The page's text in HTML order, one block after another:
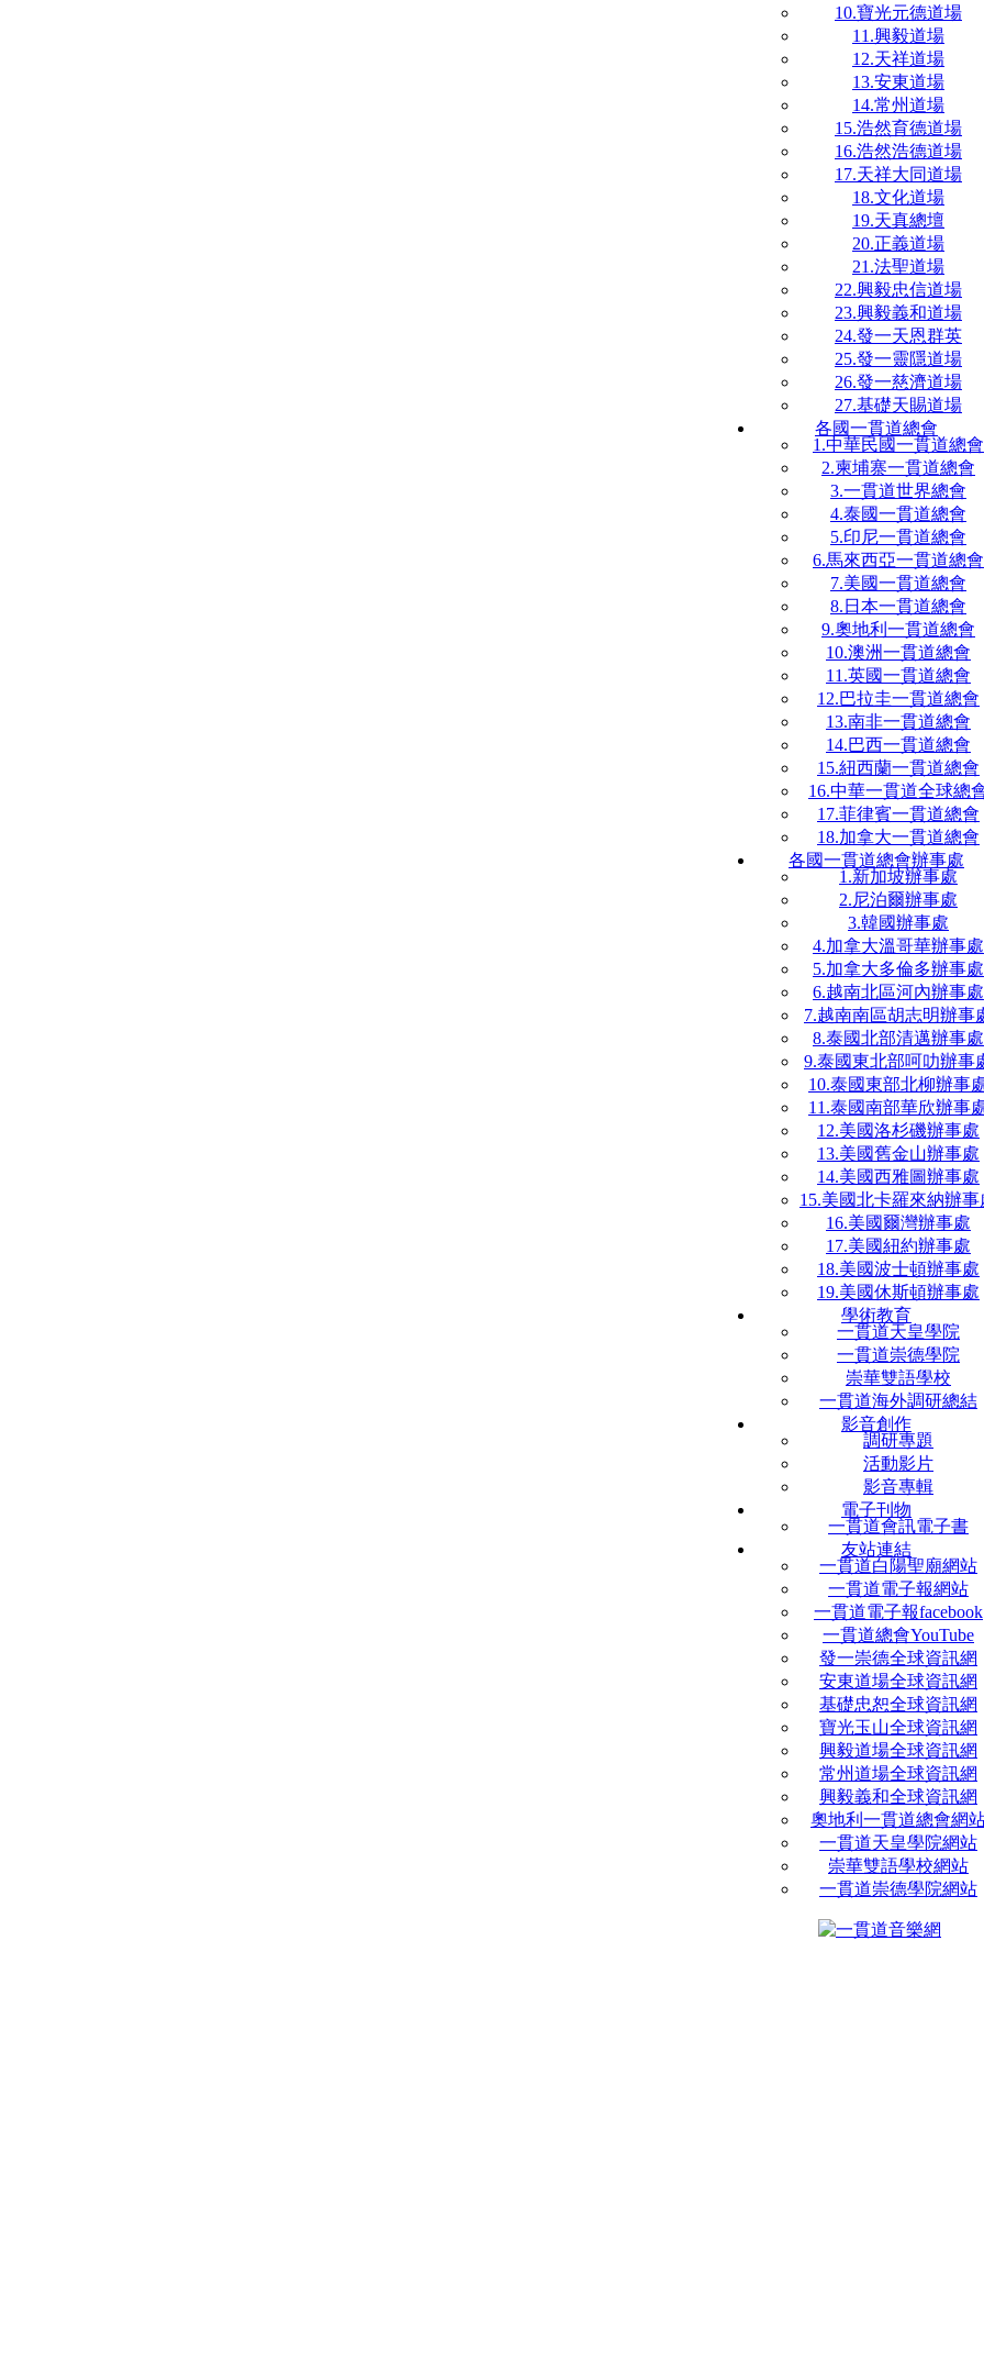
10.寶光元德道場
11.興毅道場
12.天祥道場
13.安東道場
14.常州道場
15.浩然育德道場
16.浩然浩德道場
17.天祥大同道場
18.文化道場
19.天真總壇
20.正義道場
21.法聖道場
22.興毅忠信道場
23.興毅義和道場
24.發一天恩群英
25.發一靈隱道場
26.發一慈濟道場
27.基礎天賜道場
各國一貫道總會
1.中華民國一貫道總會
2.柬埔寨一貫道總會
3.一貫道世界總會
4.泰國一貫道總會
5.印尼一貫道總會
6.馬來西亞一貫道總會
7.美國一貫道總會
8.日本一貫道總會
9.奧地利一貫道總會
10.澳洲一貫道總會
11.英國一貫道總會
12.巴拉圭一貫道總會
13.南非一貫道總會
14.巴西一貫道總會
15.紐西蘭一貫道總會
16.中華一貫道全球總
17.菲律賓一貫道總會
18.加拿大一貫道總會
各國一貫道總會辦事處
1.新加坡辦事處
2.尼泊爾辦事處
3.韓國辦事處
4.加拿大溫哥華辦事處
5.加拿大多倫多辦事處
6.越南北區河內辦事處
7.越南南區胡志明辦事
8.泰國北部清邁辦事處
9.泰國東北部呵叻辦事
10.泰國東部北柳辦事
11.泰國南部華欣辦事
12.美國洛杉磯辦事處
13.美國舊金山辦事處
14.美國西雅圖辦事處
15.美國北卡羅來納辦事
16.美國爾灣辦事處
17.美國紐約辦事處
18.美國波士頓辦事處
19.美國休斯頓辦事處
學術教育
一貫道天皇學院
一貫道崇德學院
崇華雙語學校
一貫道海外調研總結
影音創作
調研專題
活動影片
影音專輯
電子刊物
一貫道會訊電子書
友站連結
一貫道白陽聖廟網站
一貫道電子報網站
一貫道電子報facebook
一貫道總會YouTube
發一崇德全球資訊網
安東道場全球資訊網
基礎忠恕全球資訊網
寶光玉山全球資訊網
興毅道場全球資訊網
常州道場全球資訊網
興毅義和全球資訊網
奧地利一貫道總會網
一貫道天皇學院網站
崇華雙語學校網站
一貫道崇德學院網站